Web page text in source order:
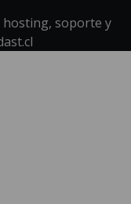
soporte y